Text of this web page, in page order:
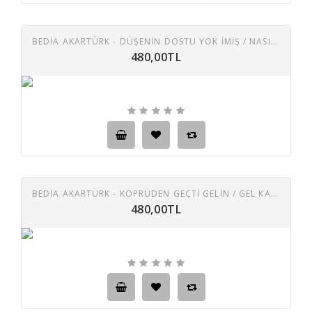
BEDİA AKARTÜRK - DÜŞENIN DOSTU YOK IMIŞ / NASIL SEVMEM 45 LIK PLAK
480,00TL
BEDİA AKARTÜRK - KÖPRÜDEN GEÇTI GELIN / GEL KAÇMA GEL 45 LIK PLAK
480,00TL